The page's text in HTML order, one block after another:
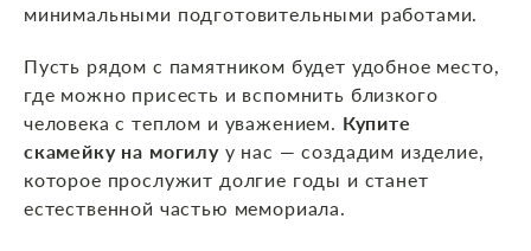
минимальными подготовительными работами.
Пусть рядом с памятником будет удобное место,
где можно присесть и вспомнить близкого
человека с теплом и уважением. Купите
скамейку на могилуу нас — создадим изделие,
которое прослужит долгие годы и станет
естественной частью мемориала.